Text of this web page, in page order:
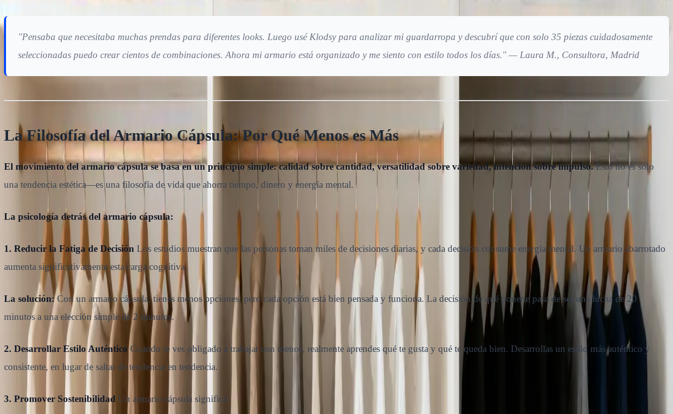
"Pensaba que necesitaba muchas prendas para diferentes looks. Luego usé Klodsy para analizar mi guardarropa y descubrí que con solo 35 piezas cuidadosamente
seleccionadas puedo crear cientos de combinaciones. Ahora mi armario está organizado y me siento con estilo todos los días." — Laura M., Consultora, Madrid
La Filosofía del Armario Cápsula: Por Qué Menos es Más
El movimiento del armario cápsula se basa en un principio simple: calidad sobre cantidad, versatilidad sobre variedad, intención sobre impulso.Esto no es solo
una tendencia estética—es una filosofía de vida que ahorra tiempo, dinero y energía mental.
La psicología detrás del armario cápsula:
1. Reducir la Fatiga de Decisión Los estudios muestran que las personas toman miles de decisiones diarias, y cada decisión consume energía mental. Un armario abarrotado
aumenta significativamente esta carga cognitiva.
La solución:Con un armario cápsula, tienes menos opciones, pero cada opción está bien pensada y funciona. La decisión de qué ponerte pasa de ser una lucha de 20
minutos a una elección simple de 2 minutos.
2. Desarrollar Estilo AuténticoCuando te ves obligado a trabajar con menos, realmente aprendes qué te gusta y qué te queda bien. Desarrollas un estilo más auténtico y
consistente, en lugar de saltar de tendencia en tendencia.
3. Promover Sostenibilidad Un armario cápsula significa: